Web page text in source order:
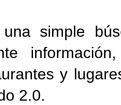
simple
información
y
2.0.